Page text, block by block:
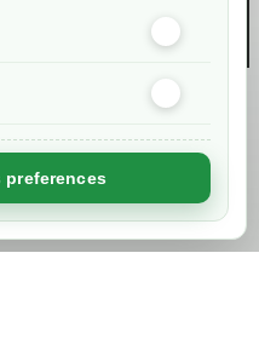
preferences